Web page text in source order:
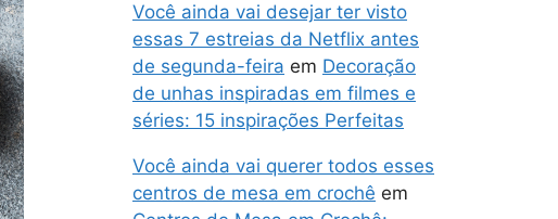
Você ainda vai desejar ter visto
essas 7 estreias da Netflix antes
de segunda-feira em Decoração
de unhas inspiradas em filmes e
séries: 15 inspirações Perfeitas
Você ainda vai querer todos esses
centros de mesa em crochê em